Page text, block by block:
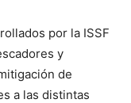
por la ISSF
y
de
a las distintas